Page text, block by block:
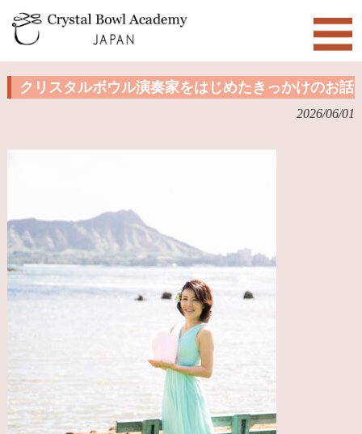
クリスタルボウル演奏家をはじめたきっかけのお話
2026/06/01